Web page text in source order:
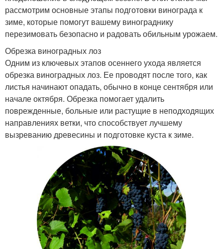
рассмотрим основные этапы подготовки винограда к
зиме, которые помогут вашему винограднику
перезимовать безопасно и радовать обильным урожаем.
Обрезка виноградных лоз
Одним из ключевых этапов осеннего ухода является
обрезка виноградных лоз. Ее проводят после того, как
листья начинают опадать, обычно в конце сентября или
начале октября. Обрезка помогает удалить
поврежденные, больные или растущие в неподходящих
направлениях ветки, что способствует лучшему
вызреванию древесины и подготовке куста к зиме.